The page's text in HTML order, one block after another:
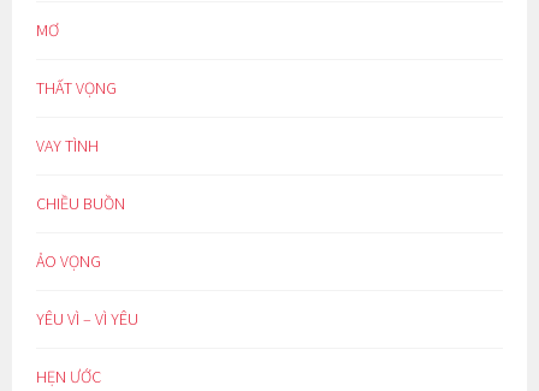
MƠ
THẤT VỌNG
VAY TÌNH
CHIỀU BUỒN
ẢO VỌNG
YÊU VÌ – VÌ YÊU
HẸN ƯỚC